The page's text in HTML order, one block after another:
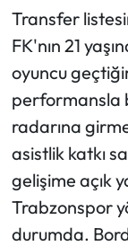
Transfer
FK'nın 21
oyuncu
performansla
radarına
asistlik katkı
gelişime açık
Trabzonspor
durumda.